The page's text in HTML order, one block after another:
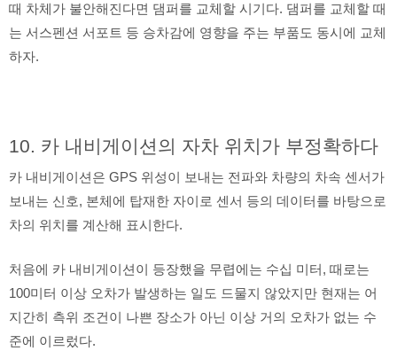
때 차체가 불안해진다면 댐퍼를 교체할 시기다. 댐퍼를 교체할 때
는 서스펜션 서포트 등 승차감에 영향을 주는 부품도 동시에 교체
하자.
10. 카 내비게이션의 자차 위치가 부정확하다
카 내비게이션은 GPS 위성이 보내는 전파와 차량의 차속 센서가
보내는 신호, 본체에 탑재한 자이로 센서 등의 데이터를 바탕으로
차의 위치를 계산해 표시한다.
처음에 카 내비게이션이 등장했을 무렵에는 수십 미터, 때로는
100미터 이상 오차가 발생하는 일도 드물지 않았지만 현재는 어
지간히 측위 조건이 나쁜 장소가 아닌 이상 거의 오차가 없는 수
준에 이르렀다.